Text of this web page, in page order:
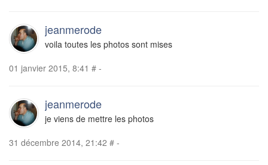
jeanmerode
voila toutes les photos sont mises
01 janvier 2015, 8:41 # -
jeanmerode
je viens de mettre les photos
31 décembre 2014, 21:42 # -